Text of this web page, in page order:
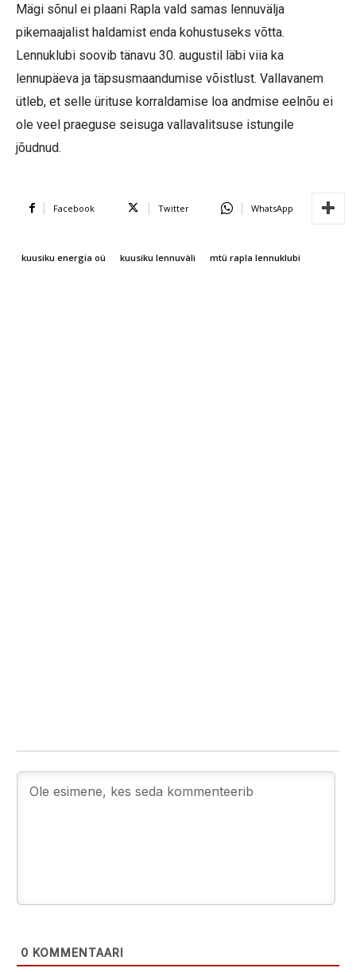
Mägi sõnul ei plaani Rapla vald samas lennuvälja
pikemaajalist haldamist enda kohustuseks võtta.
Lennuklubi soovib tänavu 30. augustil läbi viia ka
lennupäeva ja täpsusmaandumise võistlust. Vallavanem
ütleb, et selle ürituse korraldamise loa andmise eelnõu ei
ole veel praeguse seisuga vallavalitsuse istungile
jõudnud.
Facebook Twitter WhatsApp
kuusiku energia oü kuusiku lennuväli mtü rapla lennuklubi
0 KOMMENTAARI